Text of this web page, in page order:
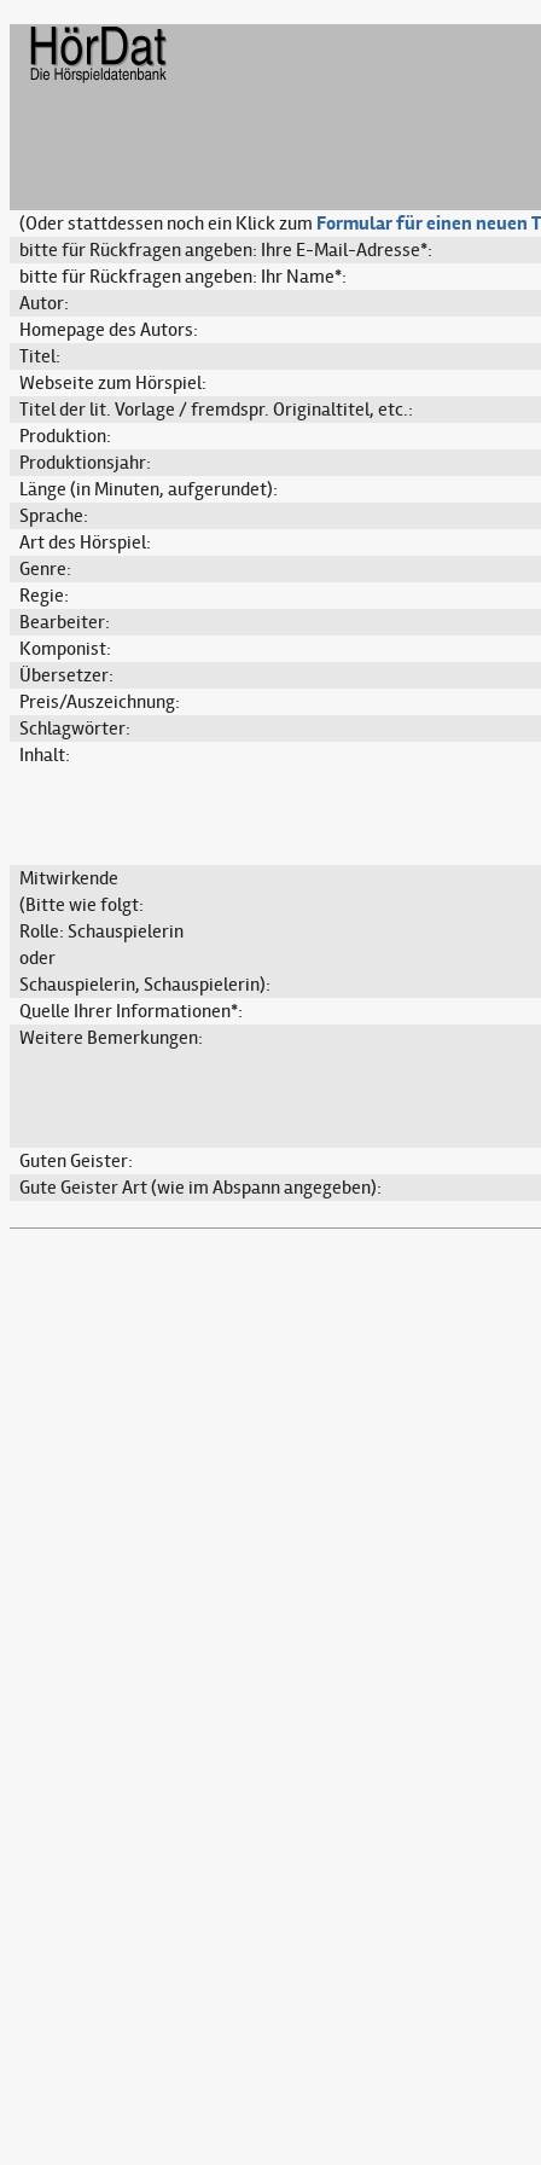
(Oder stattdessen noch ein Klick zum Formular für einen neuen
bitte für Rückfragen angeben: Ihre E-Mail-Adresse*:
bitte für Rückfragen angeben: Ihr Name*:
Autor:
Homepage des Autors:
Titel:
Webseite zum Hörspiel:
Titel der lit. Vorlage / fremdspr. Originaltitel, etc.:
Produktion:
Produktionsjahr:
Länge (in Minuten, aufgerundet):
Sprache:
Art des Hörspiel:
Genre:
Regie:
Bearbeiter:
Komponist:
Übersetzer:
Preis/Auszeichnung:
Schlagwörter:
Inhalt:
Mitwirkende
(Bitte wie folgt:
Rolle: Schauspielerin
oder
Schauspielerin, Schauspielerin):
Quelle Ihrer Informationen*:
Weitere Bemerkungen:
Guten Geister:
Gute Geister Art (wie im Abspann angegeben):